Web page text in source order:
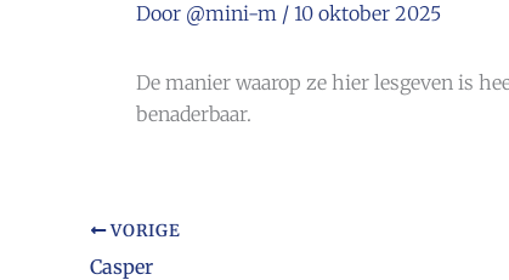
Door @mini-m / 10 oktober 2025
De manier waarop ze hier lesgeven is
benaderbaar.
VORIGE
Casper